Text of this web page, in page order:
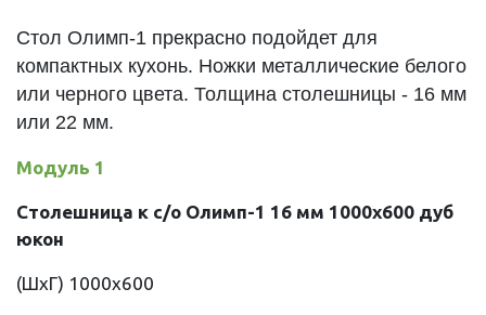
Стол Олимп-1 прекрасно подойдет для
компактных кухонь. Ножки металлические белого
или черного цвета. Толщина столешницы - 16 мм
или 22 мм.
Модуль 1
Столешница к с/о Олимп-1 16 мм 1000х600 дуб
юкон
(ШхГ) 1000х600